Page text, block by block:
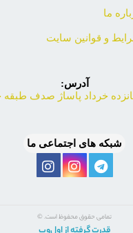
ما
و قوانین سایت
آدرس:
خرداد پاساژ صدف طبقه
شبکه های اجتماعی ما
تمامی حقوق محفوظ است. ©